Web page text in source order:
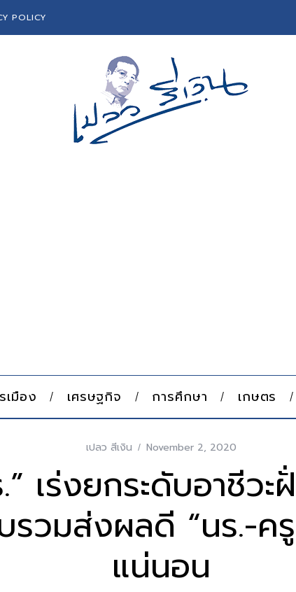
POLICY
เมือง เศรษฐกิจ การศึกษา เกษตร
เปลว สีเงิน November 2, 2020
เร่งยกระดับอาชีว
รวมส่งผลดี “นร.-ค
แน่นอน